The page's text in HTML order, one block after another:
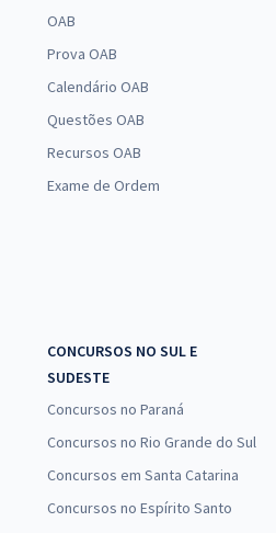
OAB
Prova OAB
Calendário OAB
Questões OAB
Recursos OAB
Exame de Ordem
CONCURSOS NO SUL E
SUDESTE
Concursos no Paraná
Concursos no Rio Grande do Sul
Concursos em Santa Catarina
Concursos no Espírito Santo